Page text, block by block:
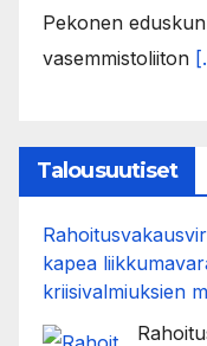
Pekonen
vasemmistoliiton
Talousuutiset
kapea
kriisivalmiuksien